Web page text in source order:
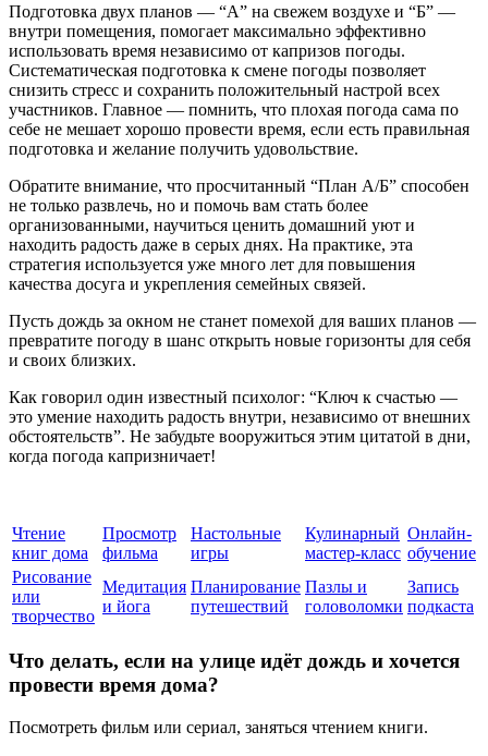
Подготовка двух планов — “А” на свежем воздухе и “Б” —
внутри помещения, помогает максимально эффективно
использовать время независимо от капризов погоды.
Систематическая подготовка к смене погоды позволяет
снизить стресс и сохранить положительный настрой всех
участников. Главное — помнить, что плохая погода сама по
себе не мешает хорошо провести время, если есть правильная
подготовка и желание получить удовольствие.
Обратите внимание, что просчитанный “План А/Б” способен
не только развлечь, но и помочь вам стать более
организованными, научиться ценить домашний уют и
находить радость даже в серых днях. На практике, эта
стратегия используется уже много лет для повышения
качества досуга и укрепления семейных связей.
Пусть дождь за окном не станет помехой для ваших планов —
превратите погоду в шанс открыть новые горизонты для себя
и своих близких.
Как говорил один известный психолог: “Ключ к счастью —
это умение находить радость внутри, независимо от внешних
обстоятельств”. Не забудьте вооружиться этим цитатой в дни,
когда погода капризничает!
Чтение
книг дома
Просмотр
фильма
Настольные
игры
Кулинарный
мастер-класс
Онлайн-
обучение
Рисование
или
творчество
Медитация
и йога
Планирование
путешествий
Пазлы и
головоломки
Запись
подкаста
Что делать, если на улице идёт дождь и хочется
провести время дома?
Посмотреть фильм или сериал, заняться чтением книги.